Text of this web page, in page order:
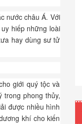
nước châu Á. Với
hiếp những loài
hay dùng sư tử
giới quý tộc và
phong thủy,
được nhiều hình
khí cho kiến